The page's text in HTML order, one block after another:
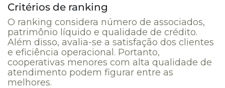
Critérios de ranking
O ranking considera número de associados,
patrimônio líquido e qualidade de crédito.
Além disso, avalia-se a satisfação dos clientes
e eficiência operacional. Portanto,
cooperativas menores com alta qualidade de
atendimento podem figurar entre as
melhores.